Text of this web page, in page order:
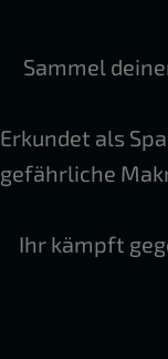
Sammel
Erkundet als
gefährliche
Ihr kämpft